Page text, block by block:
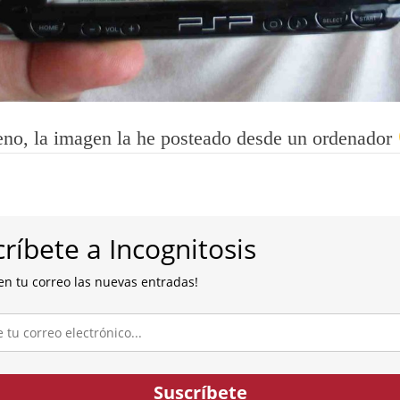
la imagen la he posteado desde un ordenador
a Incognitosis
tu correo las nuevas entradas!
Suscríbete